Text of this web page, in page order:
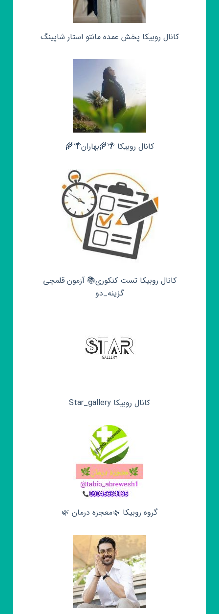
کانال روبیکا پخش عمده مانتو استار شاپینگ
کانال روبیکا 🌴🌾بهاران🌴🌾
کانال روبیکا تست کنکوری📚 آزمون قلمچی‌‌
گزینه_دو
کانال روبیکا Star_gallery
گروه روبیکا 🌿معجزه درمان 🌿